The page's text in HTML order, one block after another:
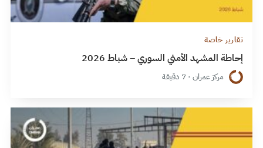
تقارير خاصة
إحاطة المشهد الأمني السوري – شباط 2026
مركز عمران · 7 دقيقة